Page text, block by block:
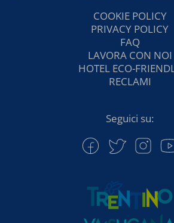
COOKIE POLICY
PRIVACY POLICY
FAQ
LAVORA CON NOI
HOTEL ECO-
RECLAMI
Seguici su: